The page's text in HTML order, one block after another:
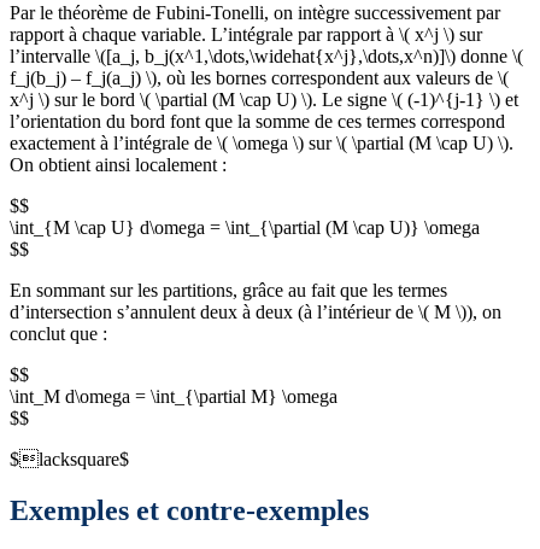
Par le théorème de Fubini-Tonelli, on intègre successivement par
rapport à chaque variable. L’intégrale par rapport à \( x^j \) sur
l’intervalle \([a_j, b_j(x^1,\dots,\widehat{x^j},\dots,x^n)]\) donne \(
f_j(b_j) – f_j(a_j) \), où les bornes correspondent aux valeurs de \(
x^j \) sur le bord \( \partial (M \cap U) \). Le signe \( (-1)^{j-1} \) et
l’orientation du bord font que la somme de ces termes correspond
exactement à l’intégrale de \( \omega \) sur \( \partial (M \cap U) \).
On obtient ainsi localement :
$$
\int_{M \cap U} d\omega = \int_{\partial (M \cap U)} \omega
$$
En sommant sur les partitions, grâce au fait que les termes
d’intersection s’annulent deux à deux (à l’intérieur de \( M \)), on
conclut que :
$$
\int_M d\omega = \int_{\partial M} \omega
$$
$lacksquare$
Exemples et contre-exemples